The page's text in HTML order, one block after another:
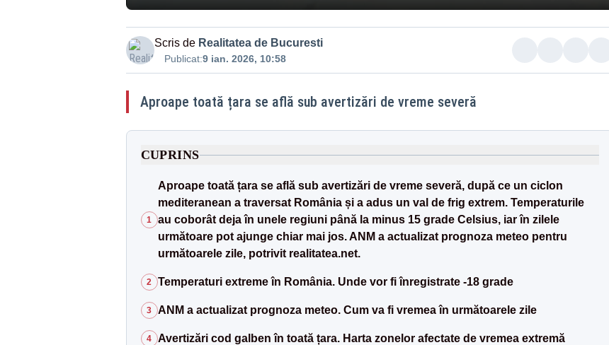
Scris de Realitatea de Bucuresti
Publicat:9 ian. 2026, 10:58
Aproape toată țara se află sub avertizări de vreme severă
CUPRINS
1
Aproape toată țara se află sub avertizări de vreme severă, după ce un ciclon
mediteranean a traversat România și a adus un val de frig extrem. Temperaturile
au coborât deja în unele regiuni până la minus 15 grade Celsius, iar în zilele
următoare pot ajunge chiar mai jos. ANM a actualizat prognoza meteo pentru
următoarele zile, potrivit realitatea.net.
2 Temperaturi extreme în România. Unde vor fi înregistrate -18 grade
3 ANM a actualizat prognoza meteo. Cum va fi vremea în următoarele zile
4 Avertizări cod galben în toată țara. Harta zonelor afectate de vremea extremă